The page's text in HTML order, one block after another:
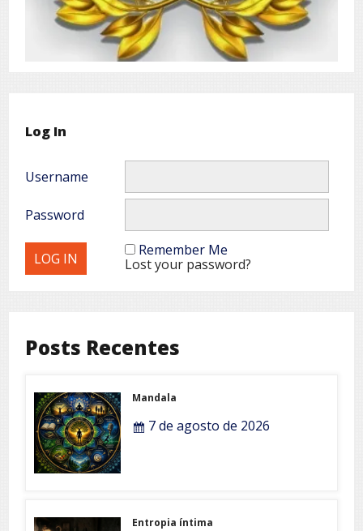
Log In
Username
Password
Remember Me
Lost your password?
Posts Recentes
Mandala
7 de agosto de 2026
Entropia íntima